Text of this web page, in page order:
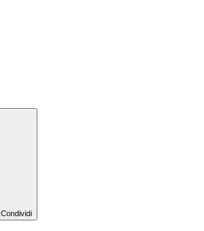
Condividi